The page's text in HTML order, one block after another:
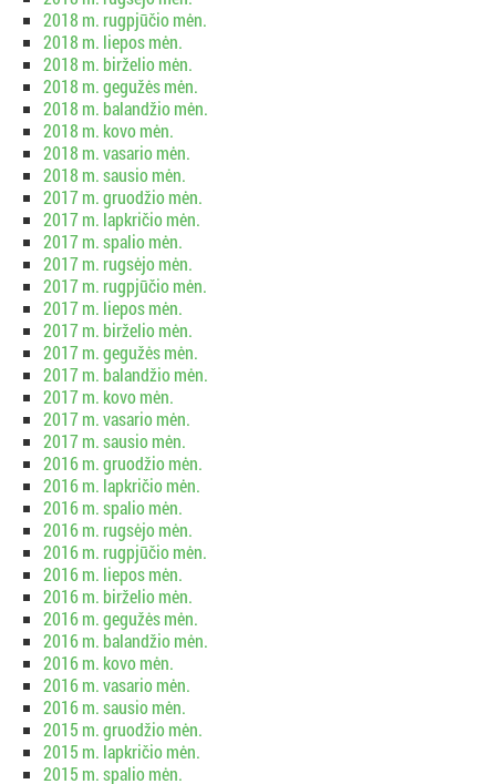
2018 m. rugpjūčio mėn.
2018 m. liepos mėn.
2018 m. birželio mėn.
2018 m. gegužės mėn.
2018 m. balandžio mėn.
2018 m. kovo mėn.
2018 m. vasario mėn.
2018 m. sausio mėn.
2017 m. gruodžio mėn.
2017 m. lapkričio mėn.
2017 m. spalio mėn.
2017 m. rugsėjo mėn.
2017 m. rugpjūčio mėn.
2017 m. liepos mėn.
2017 m. birželio mėn.
2017 m. gegužės mėn.
2017 m. balandžio mėn.
2017 m. kovo mėn.
2017 m. vasario mėn.
2017 m. sausio mėn.
2016 m. gruodžio mėn.
2016 m. lapkričio mėn.
2016 m. spalio mėn.
2016 m. rugsėjo mėn.
2016 m. rugpjūčio mėn.
2016 m. liepos mėn.
2016 m. birželio mėn.
2016 m. gegužės mėn.
2016 m. balandžio mėn.
2016 m. kovo mėn.
2016 m. vasario mėn.
2016 m. sausio mėn.
2015 m. gruodžio mėn.
2015 m. lapkričio mėn.
2015 m. spalio mėn.